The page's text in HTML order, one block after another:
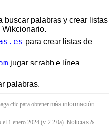
buscar palabras y crear listas
Wikcionario.
para crear listas de
jugar scrabble línea
palabras.
clic para obtener más información.
1 enero 2024 (v-2.2.0a). Noticias &